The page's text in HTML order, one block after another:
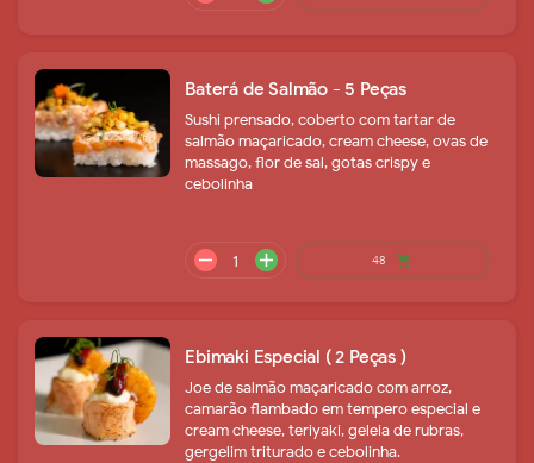
remove add 29
remove add
Baterá de Salmão - 5 Peças
Sushi prensado, coberto com tartar de
salmão maçaricado, cream cheese, ovas de
massago, flor de sal, gotas crispy e
cebolinha
Ebimaki Especial ( 2 Peças )
Joe de salmão maçaricado com arroz,
camarão flambado em tempero especial e
cream cheese, teriyaki, geleia de rubras,
gergelim triturado e cebolinha.